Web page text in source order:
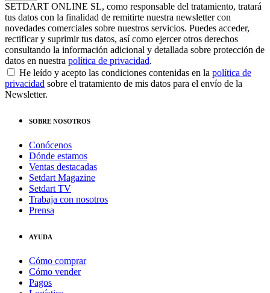
SETDART ONLINE SL, como responsable del tratamiento, tratará
tus datos con la finalidad de remitirte nuestra newsletter con
novedades comerciales sobre nuestros servicios. Puedes acceder,
rectificar y suprimir tus datos, así como ejercer otros derechos
consultando la información adicional y detallada sobre protección de
datos en nuestra política de privacidad.
He leído y acepto las condiciones contenidas en la política de
privacidad sobre el tratamiento de mis datos para el envío de la
Newsletter.
SOBRE NOSOTROS
Conócenos
Dónde estamos
Ventas destacadas
Setdart Magazine
Setdart TV
Trabaja con nosotros
Prensa
AYUDA
Cómo comprar
Cómo vender
Pagos